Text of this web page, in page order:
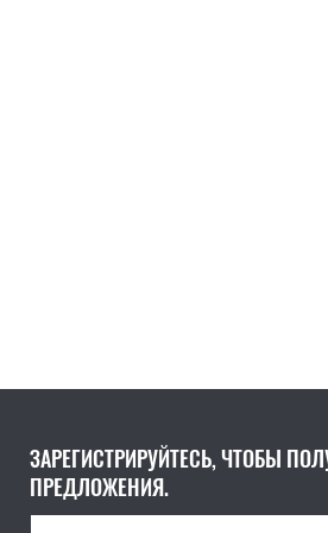
ЗАРЕГИСТРИРУЙТЕСЬ, ЧТОБЫ
ПРЕДЛОЖЕНИЯ.